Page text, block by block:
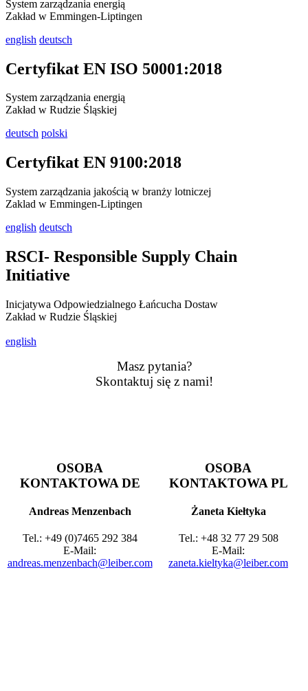
System zarządzania energią
Zakład w Emmingen-Liptingen
english deutsch
Certyfikat EN ISO 50001:2018
System zarządzania energią
Zakład w Rudzie Śląskiej
deutsch polski
Certyfikat EN 9100:2018
System zarządzania jakością w branży lotniczej
Zaklad w Emmingen-Liptingen
english deutsch
RSCI- Responsible Supply Chain
Initiative
Inicjatywa Odpowiedzialnego Łańcucha Dostaw
Zakład w Rudzie Śląskiej
english
Masz pytania?
Skontaktuj się z nami!
OSOBA
KONTAKTOWA DE
Andreas Menzenbach
Tel.: +49 (0)7465 292 384
E-Mail:
andreas.menzenbach@leiber.com
OSOBA
KONTAKTOWA PL
Żaneta Kiełtyka
Tel.: +48 32 77 29 508
E-Mail:
zaneta.kieltyka@leiber.com